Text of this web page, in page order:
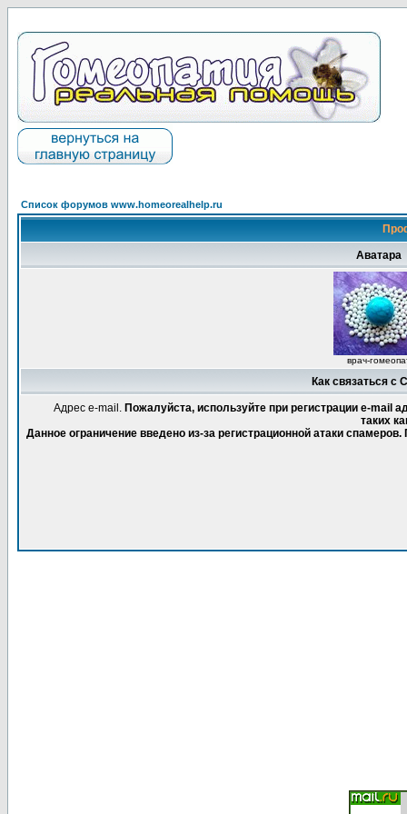
Список форумов www.homeorealhelp.ru
Аватара
врач-
Как связаться с
Адрес e-mail. Пожалуйста, используйте при регистрации e-mail
таких
Данное ограничение введено из-за регистрационной атаки